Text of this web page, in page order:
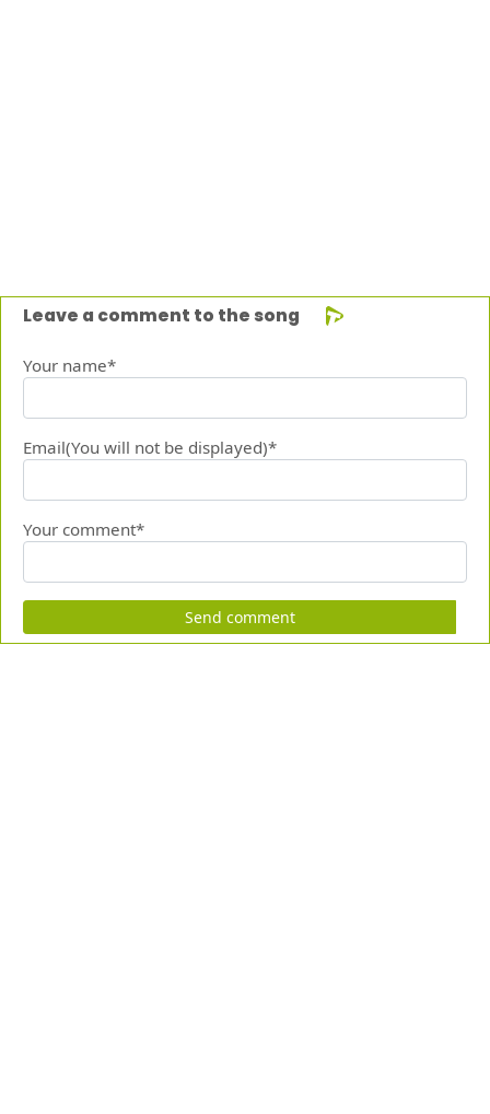
Leave a comment to the song
Your name*
Email(You will not be displayed)*
Your comment*
Send comment